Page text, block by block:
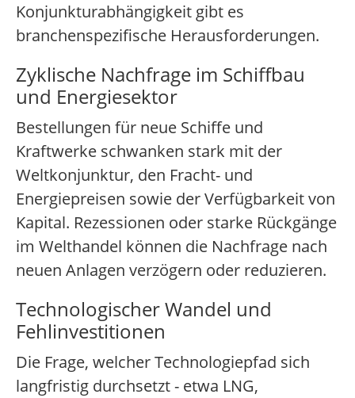
Konjunkturabhängigkeit gibt es
branchenspezifische Herausforderungen.
Zyklische Nachfrage im Schiffbau
und Energiesektor
Bestellungen für neue Schiffe und
Kraftwerke schwanken stark mit der
Weltkonjunktur, den Fracht- und
Energiepreisen sowie der Verfügbarkeit von
Kapital. Rezessionen oder starke Rückgänge
im Welthandel können die Nachfrage nach
neuen Anlagen verzögern oder reduzieren.
Technologischer Wandel und
Fehlinvestitionen
Die Frage, welcher Technologiepfad sich
langfristig durchsetzt - etwa LNG,